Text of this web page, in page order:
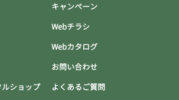
ルショップ
キャンぺーン
Webチラシ
Webカタログ
お問い合わせ
よくあるご質問